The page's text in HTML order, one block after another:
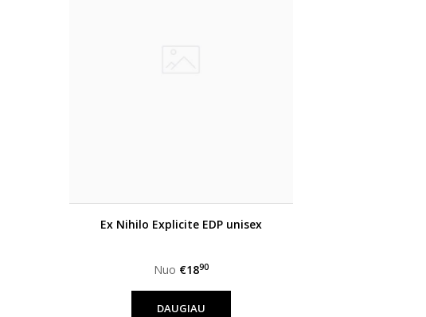
Ex Nihilo Explicite EDP unisex
Nuo €1890
DAUGIAU